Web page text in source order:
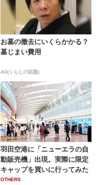
お墓の撤去にいくらかかる？
墓じまい費用
AD(くらしの話題)
羽田空港に「ニューエラの自
動販売機」出現。実際に限定
キャップを買いに行ってみた
OTHERS